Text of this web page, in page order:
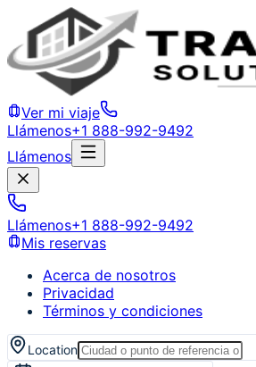
Ver mi viaje
Llámenos+1 888-992-9492
Llámenos
Llámenos+1 888-992-9492
Mis reservas
Acerca de nosotros
Privacidad
Términos y condiciones
Location